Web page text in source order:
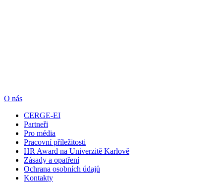
O nás
CERGE-EI
Partneři
Pro média
Pracovní příležitosti
HR Award na Univerzitě Karlově
Zásady a opatření
Ochrana osobních údajů
Kontakty